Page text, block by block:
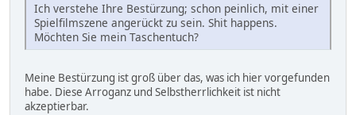
Ich verstehe Ihre Bestürzung; schon peinlich, mit einer
Spielfilmszene angerückt zu sein. Shit happens.
Möchten Sie mein Taschentuch?
Meine Bestürzung ist groß über das, was ich hier vorgefunden
habe. Diese Arroganz und Selbstherrlichkeit ist nicht
akzeptierbar.